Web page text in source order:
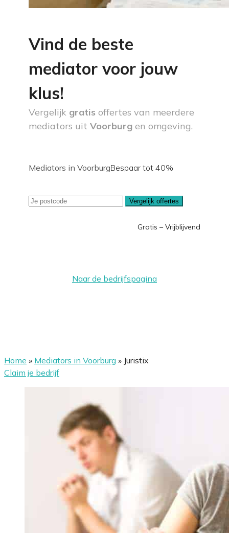
Vind de beste
mediator voor jouw
klus!
Vergelijk gratis offertes van meerdere
mediators uit Voorburg en omgeving.
Mediators in VoorburgBespaar tot 40%
Vergelijk offertes
Gratis – Vrijblijvend
Naar de bedrijfspagina
Home » Mediators in Voorburg » Juristix
Claim je bedrijf